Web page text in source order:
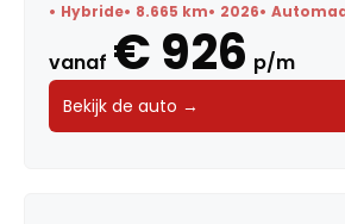
Hybride 8.665 km 2026
vanaf € 926 p/m
Bekijk de auto →